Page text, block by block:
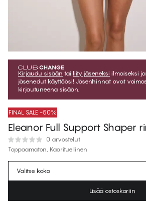
Kirjaudu sisään tai liity jäseneksi ilmaiseksi
jäsenedut käyttöösi! Jäsenhinnat ovat
kirjautuneena sisään.
FINAL SALE -50%
Eleanor Full Support Shaper
0 arvostelut
Toppaamaton, Kaarituellinen
€93.95Normaalihinta
Valitse koko
Lisää ostoskoriin